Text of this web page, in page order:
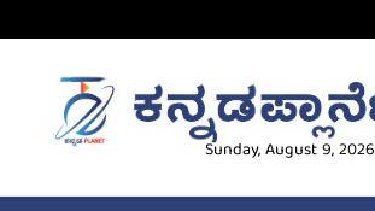
Sunday, August 9, 2026